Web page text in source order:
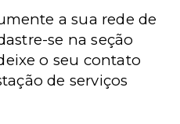
a sua rede de
se na seção
o seu contato
de serviços